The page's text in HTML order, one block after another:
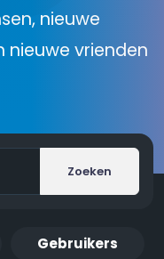
nieuwe
nieuwe vrienden
Zoeken
Gebruikers